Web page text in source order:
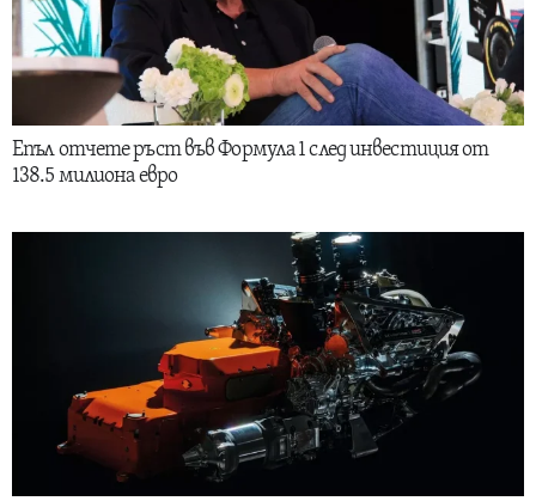
Епъл отчете ръст във Формула 1 след инвестиция от
138.5 милиона евро